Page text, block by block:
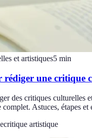
et artistiques5 min
rédiger une critique
des critiques culturelles
Astuces, étapes et
critique artistique